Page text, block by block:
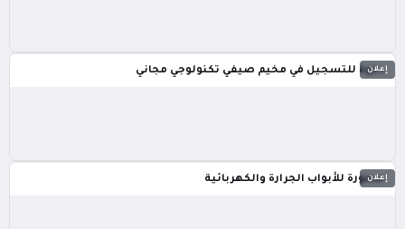
إعلان
دعوة للتسجيل في مخيم صيفي تكنولوجي مجاني
إعلان
سمورة للأبواب الجرارة والكهربائية